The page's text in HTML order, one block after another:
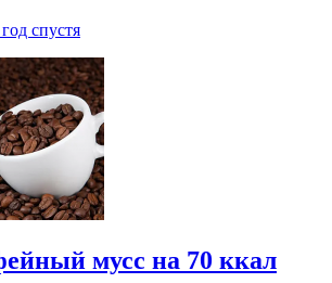
спустя
мусс на 70 ккал